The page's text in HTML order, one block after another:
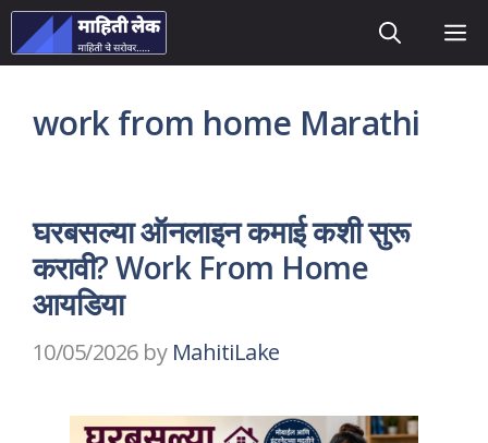
Skip
to
work from home Marathi
घरबसल्या ऑनलाइन कमाई कशी सुरू
करावी? Work From Home
आयडिया
10/05/2026 by MahitiLake